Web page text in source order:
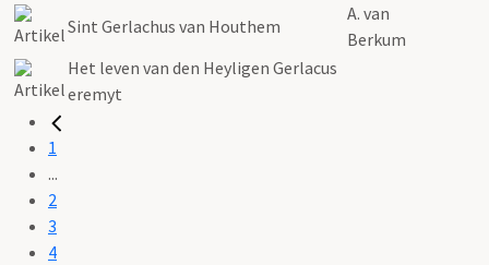
Sint Gerlachus van Houthem
A. van
Berkum
Het leven van den Heyligen Gerlacus
eremyt
1
...
2
3
4